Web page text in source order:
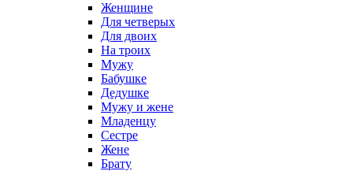
Женщине
Для четверых
Для двоих
На троих
Мужу
Бабушке
Дедушке
Мужу и жене
Младенцу
Сестре
Жене
Брату